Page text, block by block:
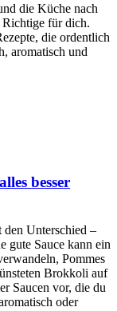
die Küche nach
für dich.
die ordentlich
aromatisch und
besser
den Unterschied –
gute Sauce kann ein
Pommes
Brokkoli auf
Saucen vor, die du
oder